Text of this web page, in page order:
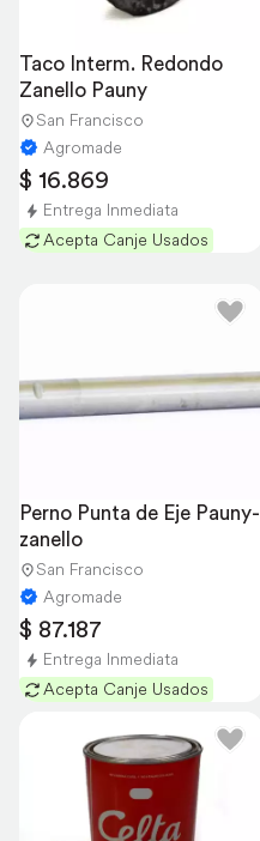
Taco Interm. Redondo
Zanello Pauny
San Francisco
Agromade
$ 16.869
Entrega Inmediata
Acepta Canje Usados
Perno Punta de Eje Pauny-
zanello
San Francisco
Agromade
$ 87.187
Entrega Inmediata
Acepta Canje Usados